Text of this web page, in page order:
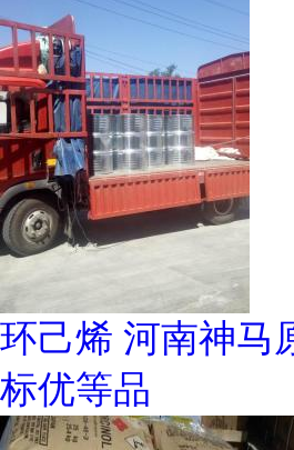
环己烯 河南神马
标优等品